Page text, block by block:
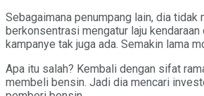
Sebagaimana penumpang lain, dia
berkonsentrasi mengatur laju
kampanye tak juga ada. Semakin lama
Apa itu salah? Kembali dengan sifat
membeli bensin. Jadi dia mencari